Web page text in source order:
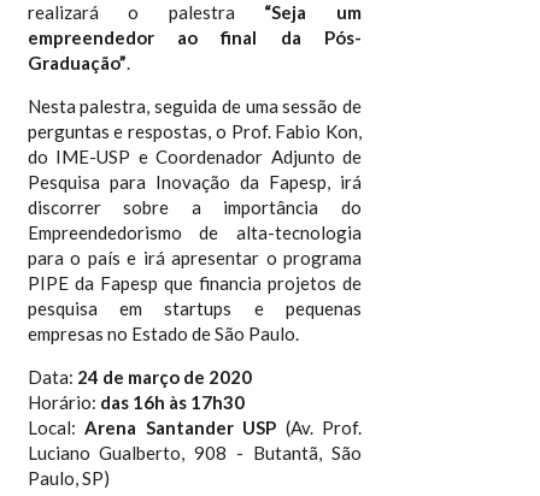
realizará o palestra “Seja um
empreendedor ao final da Pós-
Graduação”.
Nesta palestra, seguida de uma sessão de
perguntas e respostas, o Prof. Fabio Kon,
do IME-USP e Coordenador Adjunto de
Pesquisa para Inovação da Fapesp, irá
discorrer sobre a importância do
Empreendedorismo de alta-tecnologia
para o país e irá apresentar o programa
PIPE da Fapesp que financia projetos de
pesquisa em startups e pequenas
empresas no Estado de São Paulo.
Data: 24 de março de 2020
Horário: das 16h às 17h30
Local:Arena Santander USP (Av. Prof.
Luciano Gualberto, 908 - Butantã, São
Paulo, SP)